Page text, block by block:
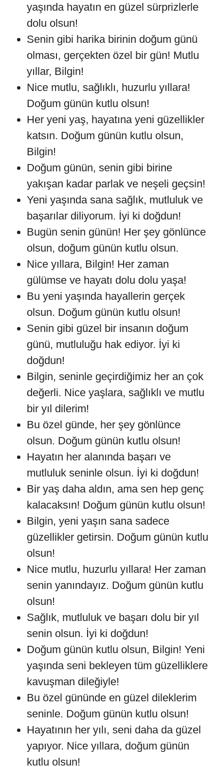
yaşında hayatın en güzel sürprizlerle
dolu olsun!
Senin gibi harika birinin doğum günü
olması, gerçekten özel bir gün! Mutlu
yıllar, Bilgin!
Nice mutlu, sağlıklı, huzurlu yıllara!
Doğum günün kutlu olsun!
Her yeni yaş, hayatına yeni güzellikler
katsın. Doğum günün kutlu olsun,
Bilgin!
Doğum günün, senin gibi birine
yakışan kadar parlak ve neşeli geçsin!
Yeni yaşında sana sağlık, mutluluk ve
başarılar diliyorum. İyi ki doğdun!
Bugün senin günün! Her şey gönlünce
olsun, doğum günün kutlu olsun.
Nice yıllara, Bilgin! Her zaman
gülümse ve hayatı dolu dolu yaşa!
Bu yeni yaşında hayallerin gerçek
olsun. Doğum günün kutlu olsun!
Senin gibi güzel bir insanın doğum
günü, mutluluğu hak ediyor. İyi ki
doğdun!
Bilgin, seninle geçirdiğimiz her an çok
değerli. Nice yaşlara, sağlıklı ve mutlu
bir yıl dilerim!
Bu özel günde, her şey gönlünce
olsun. Doğum günün kutlu olsun!
Hayatın her alanında başarı ve
mutluluk seninle olsun. İyi ki doğdun!
Bir yaş daha aldın, ama sen hep genç
kalacaksın! Doğum günün kutlu olsun!
Bilgin, yeni yaşın sana sadece
güzellikler getirsin. Doğum günün kutlu
olsun!
Nice mutlu, huzurlu yıllara! Her zaman
senin yanındayız. Doğum günün kutlu
olsun!
Sağlık, mutluluk ve başarı dolu bir yıl
senin olsun. İyi ki doğdun!
Doğum günün kutlu olsun, Bilgin! Yeni
yaşında seni bekleyen tüm güzelliklere
kavuşman dileğiyle!
Bu özel gününde en güzel dileklerim
seninle. Doğum günün kutlu olsun!
Hayatının her yılı, seni daha da güzel
yapıyor. Nice yıllara, doğum günün
kutlu olsun!